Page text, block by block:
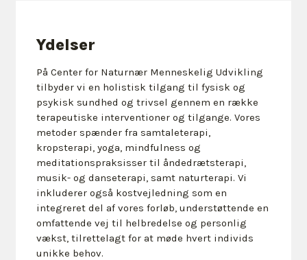
Ydelser
På Center for Naturnær Menneskelig Udvikling
tilbyder vi en holistisk tilgang til fysisk og
psykisk sundhed og trivsel gennem en række
terapeutiske interventioner og tilgange. Vores
metoder spænder fra samtaleterapi,
kropsterapi, yoga, mindfulness og
meditationspraksisser til åndedrætsterapi,
musik- og danseterapi, samt naturterapi. Vi
inkluderer også kostvejledning som en
integreret del af vores forløb, understøttende en
omfattende vej til helbredelse og personlig
vækst, tilrettelagt for at møde hvert individs
unikke behov.